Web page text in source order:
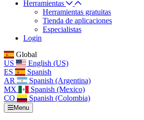
Herramientas
Herramientas gratuitas
Tienda de aplicaciones
Especialistas
Login
Global
US
English (US)
ES
Spanish
AR
Spanish (Argentina)
MX
Spanish (Mexico)
CO
Spanish (Colombia)
Menu